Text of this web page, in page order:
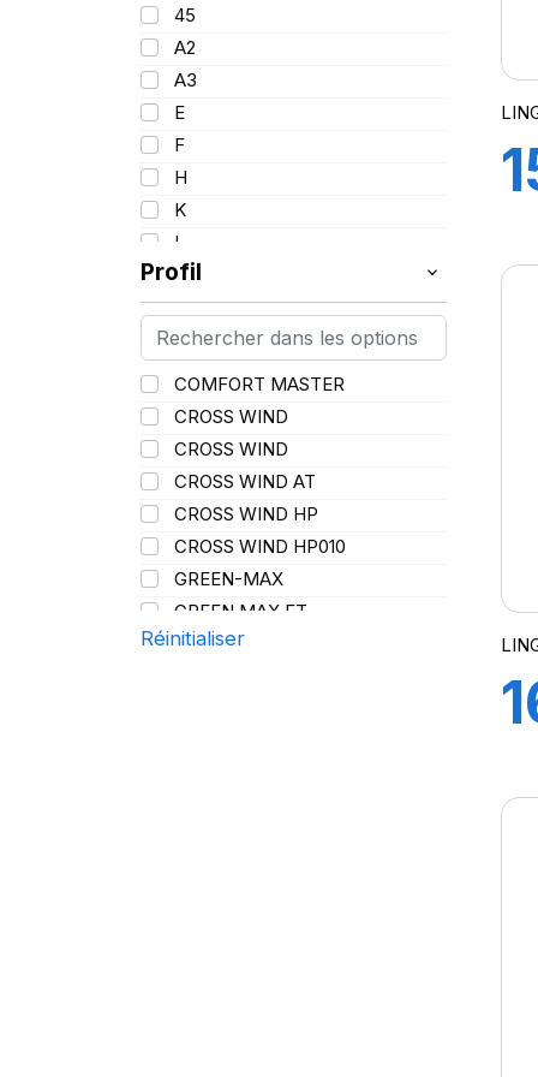
96
97
98
99
100
101
102
102/100
103
104
104/102
105
106
106/104
107
107/103
107/105
108
110
17.5
18
19
20
21
22.5
25
45
A2
A3
E
F
H
K
L
M
N
P
Q
R
S
T
V
W
Y
Profil
COMFORT MASTER
CROSS WIND
CROSS WIND
CROSS WIND AT
CROSS WIND HP
CROSS WIND HP010
GREEN-MAX
GREEN MAX ET
GREEN MAX HP 010
Réinitialiser